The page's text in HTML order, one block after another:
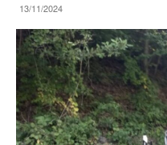
13/11/2024